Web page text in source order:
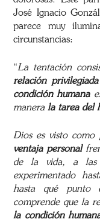
José Ignacio
parece muy
circunstancias:
“La tentación
relación
condición humana
manera la tarea del
Dios es visto
ventaja personal
de la vida, a las
experimentado
hasta qué punto
comprende que la
la condición